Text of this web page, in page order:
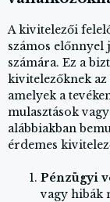
A kivitelezői
számos előnnyel
számára. Ez a
kivitelezőknek
amelyek a
mulasztások
alábbiakban
érdemes
Pénzügyi
vagy hibák